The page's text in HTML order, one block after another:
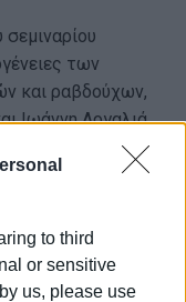
to third
or sensitive
us, please use
των
και ραβδούχων,
Ιωάννη Αργαλιά.
του